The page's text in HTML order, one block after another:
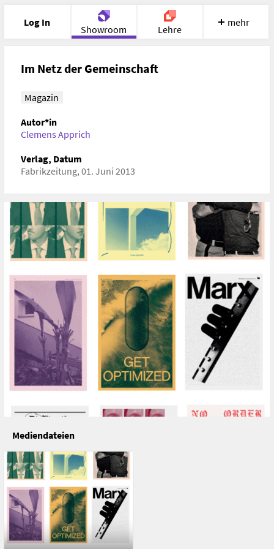
Log In
Showroom Lehre
Portfolio Image
mehr
Im Netz der Gemeinschaft
Magazin
Autor*in
Clemens Apprich
Verlag, Datum
Fabrikzeitung, 01. Juni 2013
Mediendateien